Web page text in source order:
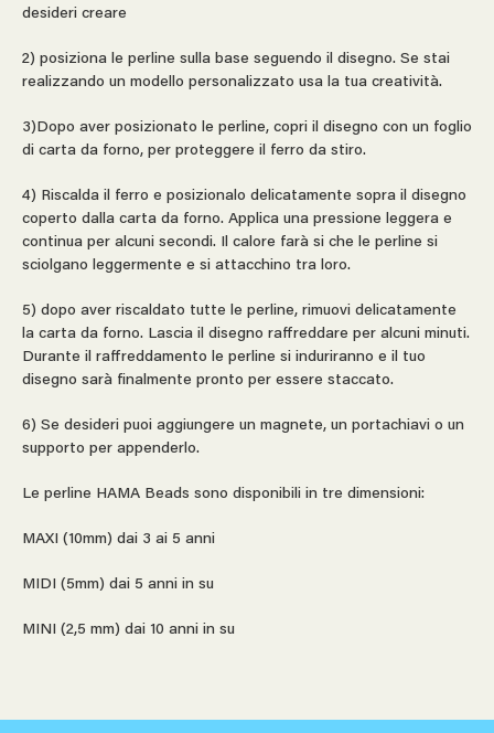
desideri creare
2) posiziona le perline sulla base seguendo il disegno. Se stai
realizzando un modello personalizzato usa la tua creatività.
3)Dopo aver posizionato le perline, copri il disegno con un foglio
di carta da forno, per proteggere il ferro da stiro.
4) Riscalda il ferro e posizionalo delicatamente sopra il disegno
coperto dalla carta da forno. Applica una pressione leggera e
continua per alcuni secondi. Il calore farà si che le perline si
sciolgano leggermente e si attacchino tra loro.
5) dopo aver riscaldato tutte le perline, rimuovi delicatamente
la carta da forno. Lascia il disegno raffreddare per alcuni minuti.
Durante il raffreddamento le perline si induriranno e il tuo
disegno sarà finalmente pronto per essere staccato.
6) Se desideri puoi aggiungere un magnete, un portachiavi o un
supporto per appenderlo.
Le perline HAMA Beads sono disponibili in tre dimensioni:
MAXI (10mm) dai 3 ai 5 anni
MIDI (5mm) dai 5 anni in su
MINI (2,5 mm) dai 10 anni in su